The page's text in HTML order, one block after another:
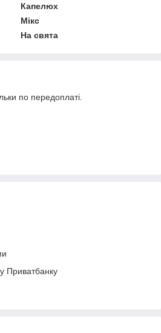
Капелюх
Мікс
На свята
по передоплаті.
Приватбанку